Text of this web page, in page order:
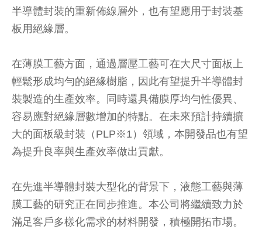
半導體封裝的重新佈線層外，也有望應用于封裝基
板用絕緣層。
在薄膜工藝方面，通過層壓工藝可在大尺寸面板上
輕鬆形成均勻的絕緣樹脂，因此有望提升半導體封
裝製造的生產效率。同時還具備膜厚均勻性優異、
容易應對絕緣層數增加的特點。在未來預計持續擴
大的面板級封裝（PLP※1）領域，本開發品也有望
為提升良率與生產效率做出貢獻。
在先進半導體封裝大型化的背景下，液態工藝與薄
膜工藝的研究正在同步推進。本公司將繼續致力於
滿足客戶多樣化需求的材料開發，積極開拓市場。